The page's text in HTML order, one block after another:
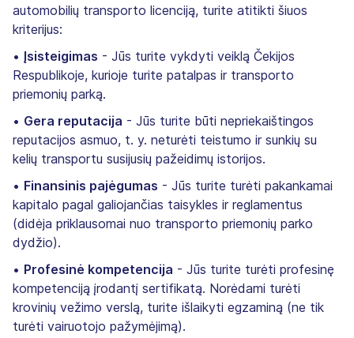
automobilių transporto licenciją, turite atitikti šiuos
kriterijus:
• Įsisteigimas - Jūs turite vykdyti veiklą Čekijos
Respublikoje, kurioje turite patalpas ir transporto
priemonių parką.
• Gera reputacija - Jūs turite būti nepriekaištingos
reputacijos asmuo, t. y. neturėti teistumo ir sunkių su
kelių transportu susijusių pažeidimų istorijos.
• Finansinis pajėgumas - Jūs turite turėti pakankamai
kapitalo pagal galiojančias taisykles ir reglamentus
(didėja priklausomai nuo transporto priemonių parko
dydžio).
• Profesinė kompetencija - Jūs turite turėti profesinę
kompetenciją įrodantį sertifikatą. Norėdami turėti
krovinių vežimo verslą, turite išlaikyti egzaminą (ne tik
turėti vairuotojo pažymėjimą).